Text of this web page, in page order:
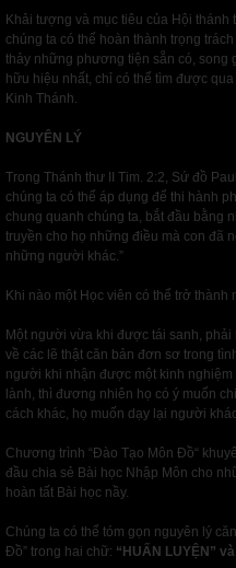
Khải tượng và mục tiêu của Hội
chúng ta có thể hoàn thành trọng
thảy những phương tiện sẵn có, song
hữu hiệu nhất, chỉ có thể tìm được
Kinh Thánh.
NGUYÊN LÝ
Trong Thánh thư II Tim. 2:2, Sứ đồ
chúng ta có thể áp dụng để thi hành
chung quanh chúng ta, bắt đầu bằng
truyền cho họ những điều mà con đã
những người khác.”
Khi nào một Học viên có thể trở thành
Một người vừa khi được tái sanh,
về các lẽ thật căn bản đơn sơ trong
người khi nhận được một kinh
lành, thì đương nhiên họ có ý muốn
cách khác, họ muốn dạy lại người
Chương trình “Đào Tạo Môn Đồ“
đầu chia sẻ Bài học Nhập Môn cho
hoàn tất Bài học nầy.
Chúng ta có thể tóm gọn nguyên lý
Đồ” trong hai chữ: “HUẤN LUYỆN”